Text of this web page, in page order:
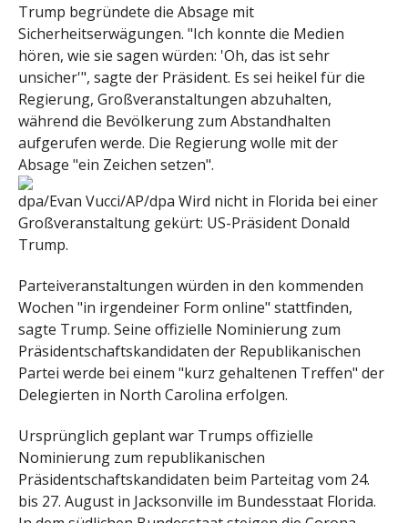
Trump begründete die Absage mit
Sicherheitserwägungen. "Ich konnte die Medien
hören, wie sie sagen würden: 'Oh, das ist sehr
unsicher'", sagte der Präsident. Es sei heikel für die
Regierung, Großveranstaltungen abzuhalten,
während die Bevölkerung zum Abstandhalten
aufgerufen werde. Die Regierung wolle mit der
Absage "ein Zeichen setzen".
dpa/Evan Vucci/AP/dpa Wird nicht in Florida bei einer
Großveranstaltung gekürt: US-Präsident Donald
Trump.
Parteiveranstaltungen würden in den kommenden
Wochen "in irgendeiner Form online" stattfinden,
sagte Trump. Seine offizielle Nominierung zum
Präsidentschaftskandidaten der Republikanischen
Partei werde bei einem "kurz gehaltenen Treffen" der
Delegierten in North Carolina erfolgen.
Ursprünglich geplant war Trumps offizielle
Nominierung zum republikanischen
Präsidentschaftskandidaten beim Parteitag vom 24.
bis 27. August in Jacksonville im Bundesstaat Florida.